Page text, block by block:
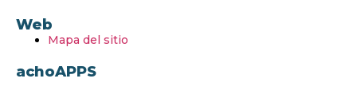
Web
Mapa del sitio
achoAPPS